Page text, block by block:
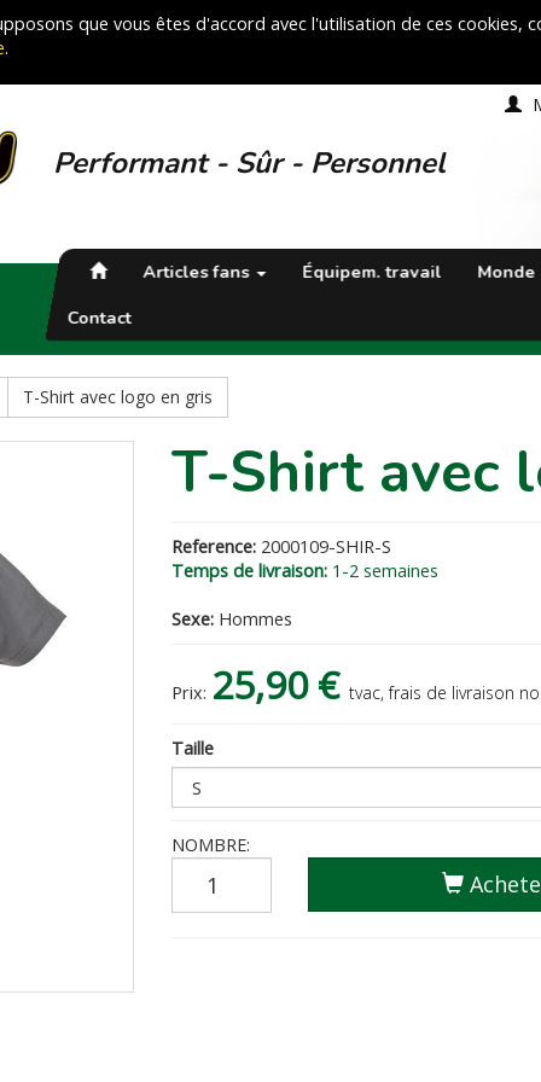
que vous êtes d'accord avec l'utilisation de ces cookies,
.
Performant - Sûr - Personnel
Articles fans Équipem. travail
Contact
T-Shirt avec logo en gris
T-Shirt avec
Reference:2000109-SHIR-S
Temps de livraison:1-2 semaines
Sexe:Hommes
Prix: 25,90 € tvac, frais de livraison
Taille
NOMBRE: